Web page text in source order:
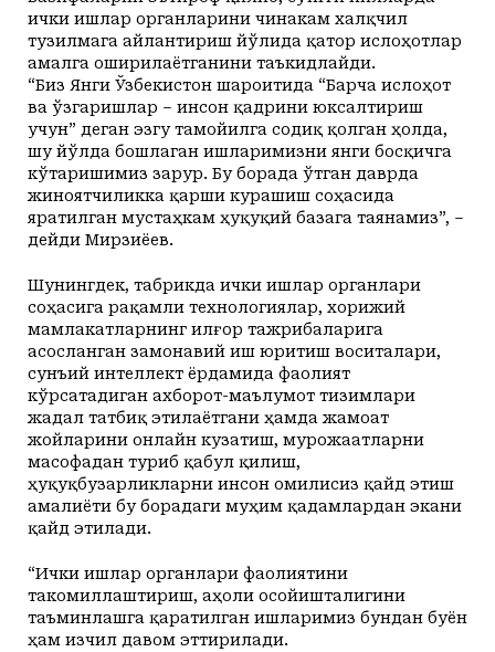
ички ишлар органларини чинакам халқчил
тузилмага айлантириш йўлида қатор ислоҳотлар
амалга оширилаётганини таъкидлайди.
“Биз Янги Ўзбекистон шароитида “Барча ислоҳот
ва ўзгаришлар – инсон қадрини юксалтириш
учун” деган эзгу тамойилга содиқ қолган ҳолда,
шу йўлда бошлаган ишларимизни янги босқичга
кўтаришимиз зарур. Бу борада ўтган даврда
жиноятчиликка қарши курашиш соҳасида
яратилган мустаҳкам ҳуқуқий базага таянамиз”, –
дейди Мирзиёев.
Шунингдек, табрикда ички ишлар органлари
соҳасига рақамли технологиялар, хорижий
мамлакатларнинг илғор тажрибаларига
асосланган замонавий иш юритиш воситалари,
сунъий интеллект ёрдамида фаолият
кўрсатадиган ахборот-маълумот тизимлари
жадал татбиқ этилаётгани ҳамда жамоат
жойларини онлайн кузатиш, мурожаатларни
масофадан туриб қабул қилиш,
ҳуқуқбузарликларни инсон омилисиз қайд этиш
амалиёти бу борадаги муҳим қадамлардан экани
қайд этилади.
“Ички ишлар органлари фаолиятини
такомиллаштириш, аҳоли осойишталигини
таъминлашга қаратилган ишларимиз бундан буён
ҳам изчил давом эттирилади.